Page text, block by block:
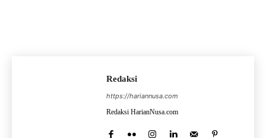
Redaksi
https://hariannusa.com
Redaksi HarianNusa.com